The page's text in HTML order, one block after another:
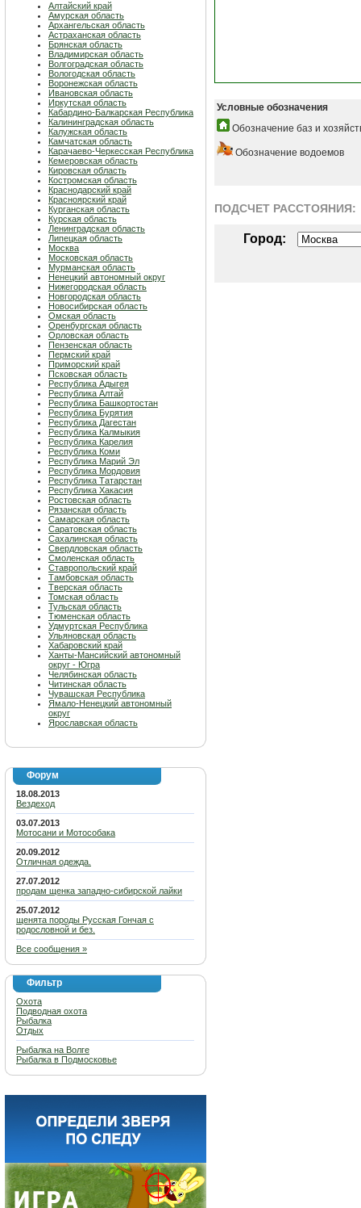
Алтайский край
Амурская область
Архангельская область
Астраханская область
Брянская область
Владимирская область
Волгоградская область
Вологодская область
Воронежская область
Ивановская область
Иркутская область
Кабардино-Балкарская Республика
Калининградская область
Калужская область
Камчатская область
Карачаево-Черкесская Республика
Кемеровская область
Кировская область
Костромская область
Краснодарский край
Красноярский край
Курганская область
Курская область
Ленинградская область
Липецкая область
Москва
Московская область
Мурманская область
Ненецкий автономный округ
Нижегородская область
Новгородская область
Новосибирская область
Омская область
Оренбургская область
Орловская область
Пензенская область
Пермский край
Приморский край
Псковская область
Республика Адыгея
Республика Алтай
Республика Башкортостан
Республика Бурятия
Республика Дагестан
Республика Калмыкия
Республика Карелия
Республика Коми
Республика Марий Эл
Республика Мордовия
Республика Татарстан
Республика Хакасия
Ростовская область
Рязанская область
Самарская область
Саратовская область
Сахалинская область
Свердловская область
Смоленская область
Ставропольский край
Тамбовская область
Тверская область
Томская область
Тульская область
Тюменская область
Удмуртская Республика
Ульяновская область
Хабаровский край
Ханты-Мансийский автономный
округ - Югра
Челябинская область
Читинская область
Чувашская Республика
Ямало-Ненецкий автономный
округ
Ярославская область
Форум
18.08.2013
Вездеход
03.07.2013
Мотосани и Мотособака
20.09.2012
Отличная одежда.
27.07.2012
продам щенка западно-сибирской лайки
25.07.2012
щенята породы Русская Гончая с
родословной и без.
Все сообщения »
Фильтр
Охота
Подводная охота
Рыбалка
Отдых
Рыбалка на Волге
Рыбалка в Подмосковье
Условные обозначения
Обозначение баз и
Обозначение водоемов
ПОДСЧЕТ РАСCТОЯНИЯ:
Город: